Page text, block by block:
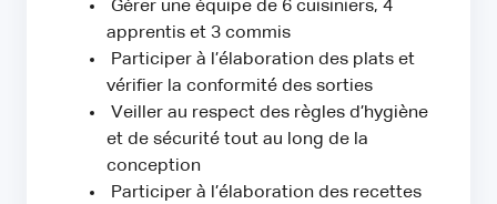
Gérer une équipe de 6 cuisiniers, 4
apprentis et 3 commis
Participer à l’élaboration des plats et
vérifier la conformité des sorties
Veiller au respect des règles d’hygiène
et de sécurité tout au long de la
conception
Participer à l’élaboration des recettes